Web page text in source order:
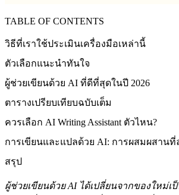
TABLE OF CONTENTS
วิธีที่เราใช้ประเมินเครื่องมือเหล่านี้
ตัวเลือกแนะนำทันใจ
ผู้ช่วยเขียนด้วย AI ที่ดีที่สุดในปี 2026
ตารางเปรียบเทียบฉบับเต็ม
ควรเลือก AI Writing Assistant ตัวไหน?
การเขียนและแปลด้วย AI: การผสมผสานที่
สรุป
ผู้ช่วยเขียนด้วย AI ได้เปลี่ยนจากของใหม่เ